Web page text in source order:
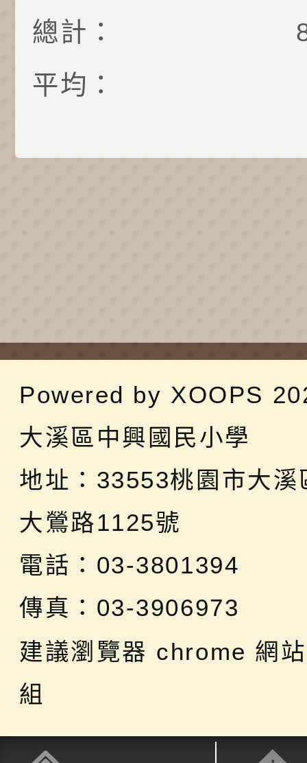
總計：
平均：
Powered by XOOPS
大溪區中興國民小學
地址： 33553桃園市大溪
大鶯路1125號
電話：03-3801394
傳真：03-3906973
建議瀏覽器 chrome 網
組